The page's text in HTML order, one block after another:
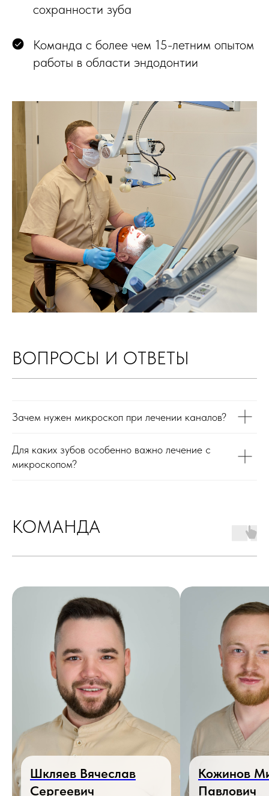
сохранности зуба
Команда с более чем 15-летним опытом
работы в области эндодонтии
ВОПРОСЫ И ОТВЕТЫ
Зачем нужен микроскоп при лечении каналов?
Для каких зубов особенно важно лечение с
микроскопом?
КОМАНДА
Шкляев Вячеслав
Сергеевич
Кожинов
Павлович